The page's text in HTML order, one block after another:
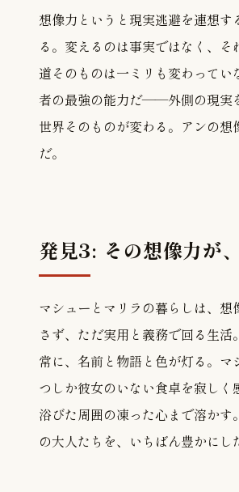
想像力というと現実逃避を連想
る。変えるのは事実ではなく、
道そのものは一ミリも変わって
者の最強の能力だ——外側の現実
世界そのものが変わる。アンの
だ。
発見3: その想像力が
マシューとマリラの暮らしは、
さず、ただ実用と義務で回る生
常に、名前と物語と色が灯る。
つしか彼女のいない食卓を寂し
浴びた周囲の凍った心まで溶か
の大人たちを、いちばん豊かにし